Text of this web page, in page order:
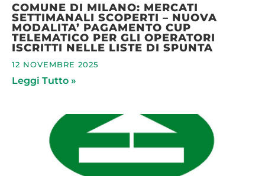
COMUNE DI MILANO: MERCATI
SETTIMANALI SCOPERTI – NUOVA
MODALITA’ PAGAMENTO CUP
TELEMATICO PER GLI OPERATORI
ISCRITTI NELLE LISTE DI SPUNTA
12 NOVEMBRE 2025
Leggi Tutto »